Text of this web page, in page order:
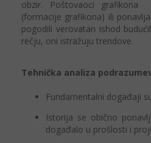
obzir. Poštovaoci
(formacije grafikona) ili
pogodili verovatan ishod
rečju, oni istražuju trendove.
Tehnička analiza
Fundamentalni događaji
Istorija se obično
događalo u prošlosti i